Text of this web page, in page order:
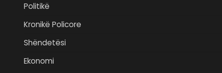
Politikë
Kronikë Policore
Shëndetësi
Ekonomi